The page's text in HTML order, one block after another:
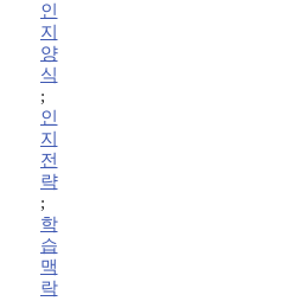
인
지
양
식
;
인
지
전
략
;
학
습
맥
락